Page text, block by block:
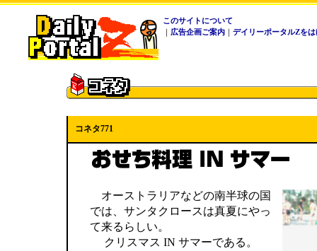
このサイトについて
｜ 広告企画ご案内 ｜ デイリーポータルZを
コネタ771
オーストラリアなどの南半球の国
では、サンタクロースは真夏にやっ
て来るらしい。
クリスマス IN サマーである。